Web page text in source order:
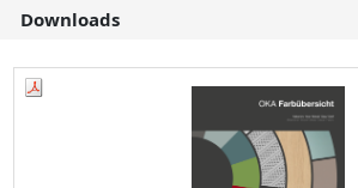
Downloads